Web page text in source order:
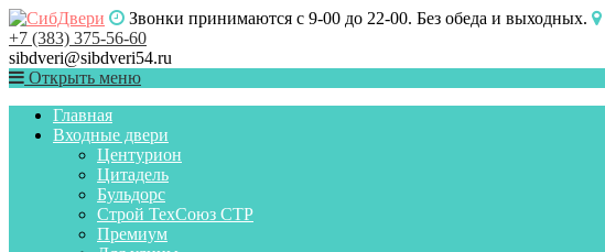
Звонки принимаются с 9-00 до 22-00. Без обеда и выходных.
+7 (383) 375-56-60
sibdveri@sibdveri54.ru
Открыть меню
Главная
Входные двери
Центурион
Цитадель
Бульдорс
Строй ТехСоюз СТР
Премиум